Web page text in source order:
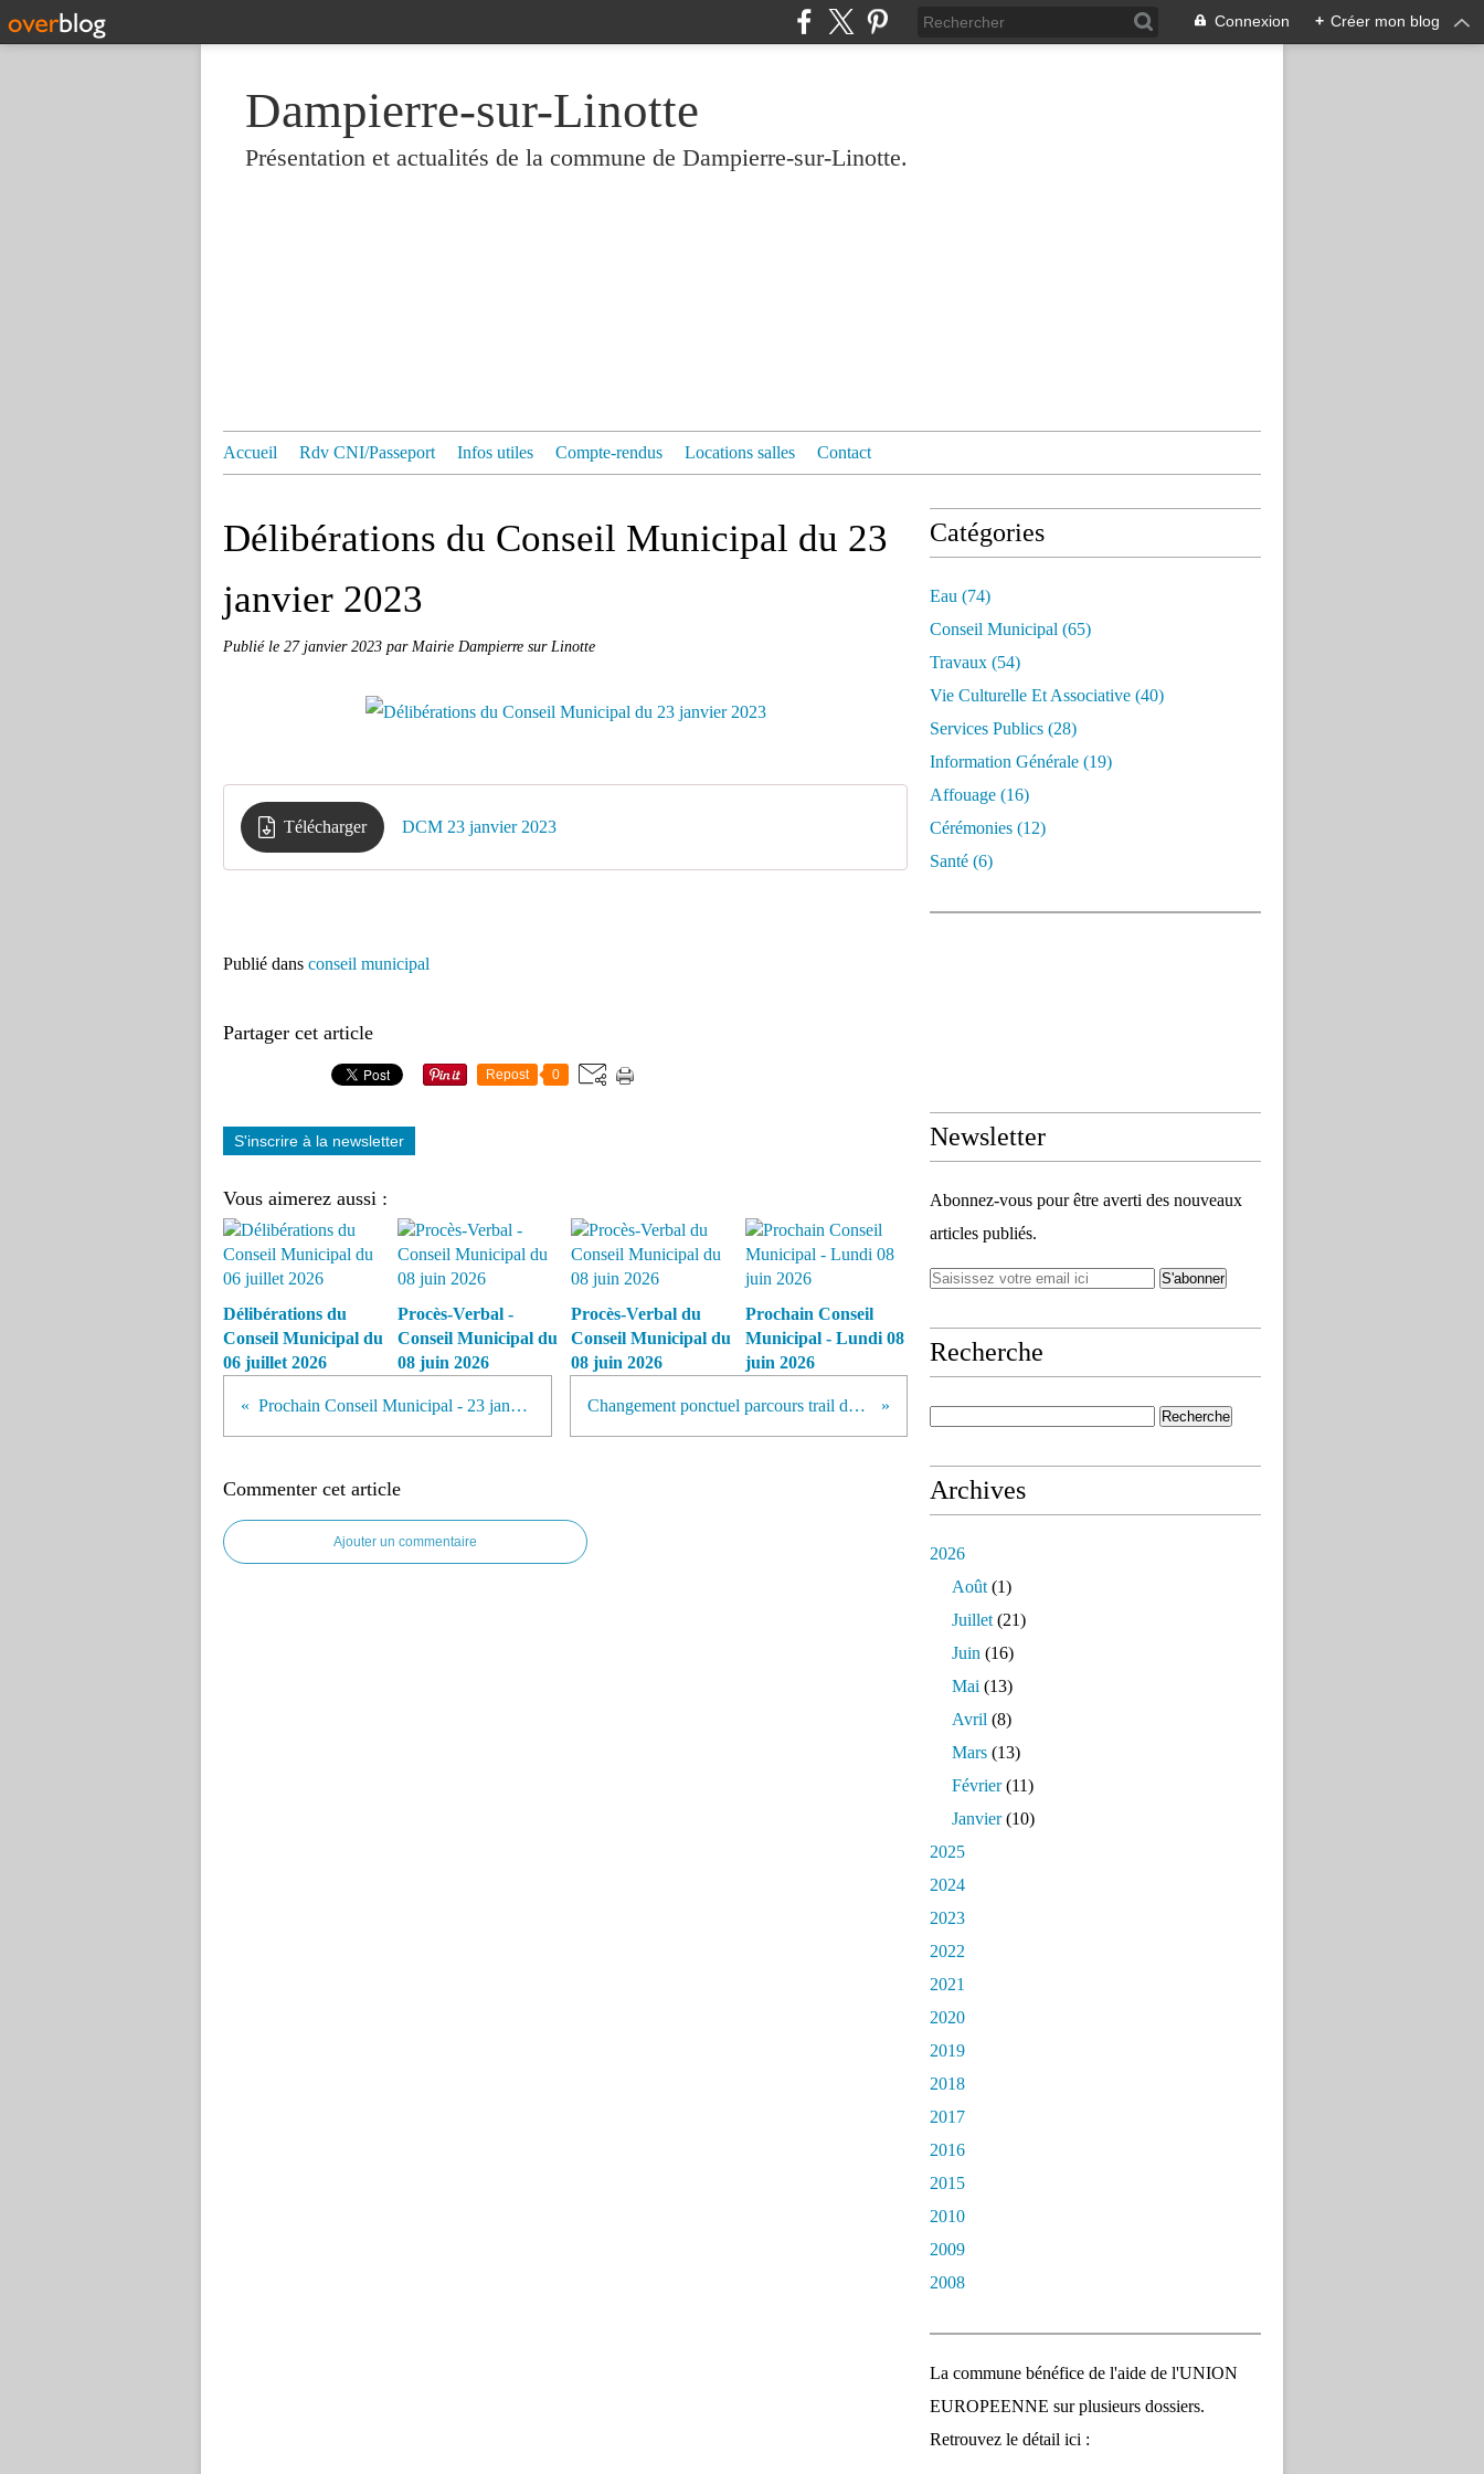
Connexion + Créer mon blog
Dampierre-sur-Linotte
Présentation et actualités de la commune de Dampierre-sur-Linotte.
Accueil Rdv CNI/Passeport Infos utiles Compte-rendus Locations salles Contact
Délibérations du Conseil Municipal du 23
janvier 2023
Publié le 27 janvier 2023 par Mairie Dampierre sur Linotte
Télécharger DCM 23 janvier 2023
Publié dans conseil municipal
Partager cet article
Repost 0
S'inscrire à la newsletter
Vous aimerez aussi :
Délibérations du
Conseil Municipal du
06 juillet 2026
Procès-Verbal -
Conseil Municipal du
08 juin 2026
Procès-Verbal du
Conseil Municipal du
08 juin 2026
Prochain Conseil
Municipal - Lundi 08
juin 2026
Prochain Conseil Municipal - 23 janvier 2023 Changement ponctuel parcours trail des dolines
Commenter cet article
Ajouter un commentaire
Catégories
Eau (74)
Conseil Municipal (65)
Travaux (54)
Vie Culturelle Et Associative (40)
Services Publics (28)
Information Générale (19)
Affouage (16)
Cérémonies (12)
Santé (6)
Newsletter
Abonnez-vous pour être averti des nouveaux
articles publiés.
Recherche
Archives
2026
Août (1)
Juillet (21)
Juin (16)
Mai (13)
Avril (8)
Mars (13)
Février(11)
Janvier(10)
2025
2024
2023
2022
2021
2020
2019
2018
2017
2016
2015
2010
2009
2008
La commune bénéfice de l'aide de l'UNION
EUROPEENNE sur plusieurs dossiers.
Retrouvez le détail ici :